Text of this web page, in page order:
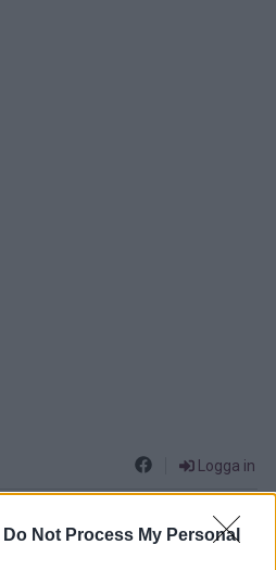
Do Not Process My Personal
Logga in